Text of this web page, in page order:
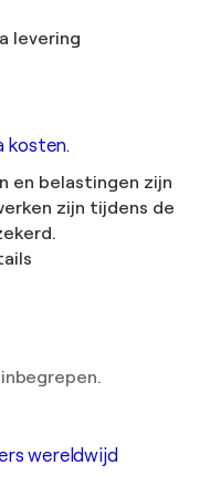
levering
kosten.
en belastingen zijn
zijn tijdens de
wereldwijd